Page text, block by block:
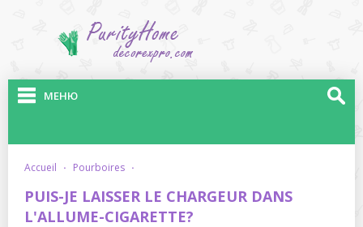
МЕНЮ
accueil · pourboires ·
PUIS-JE LAISSER LE CHARGEUR DANS
L'ALLUME-CIGARETTE?